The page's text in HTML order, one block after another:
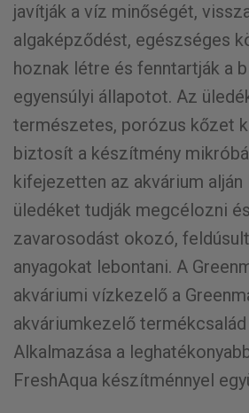
javítják a víz minőségét,
algaképződést, egészséges
hoznak létre és fenntartják a
egyensúlyi állapotot. Az
természetes, porózus kőzet
biztosít a készítmény
kifejezetten az akvárium
üledéket tudják megcélozni
zavarosodást okozó,
anyagokat lebontani. A
akváriumi vízkezelő a
akváriumkezelő termékcsalád
Alkalmazása a
FreshAqua készítménnyel